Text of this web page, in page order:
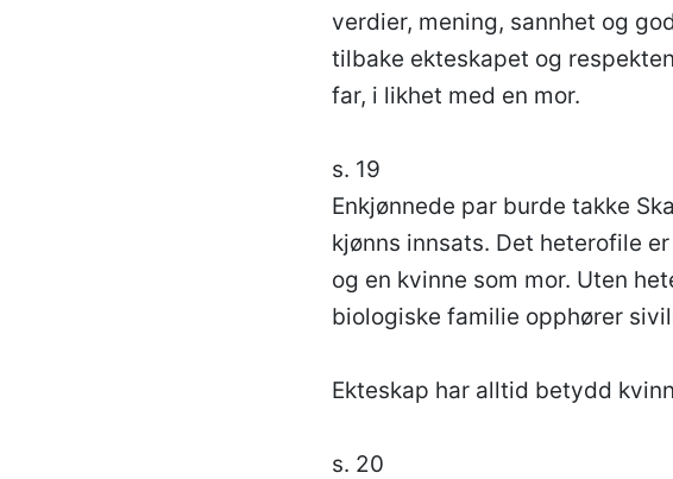
verdier, mening, sannhet og
tilbake ekteskapet og
far, i likhet med en mor.
s. 19
Enkjønnede par burde takke
kjønns innsats. Det heterofile
og en kvinne som mor. Uten
biologiske familie opphører
Ekteskap har alltid betydd
s. 20